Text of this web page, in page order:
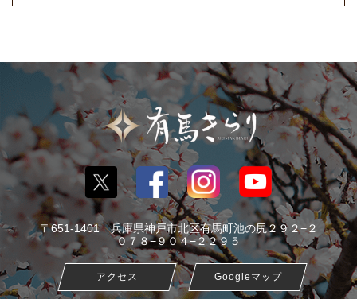
〒651-1401 兵庫県神戸市北区有馬町池の尻２９２−２
０７８−９０４−２２９５
アクセス Googleマップ